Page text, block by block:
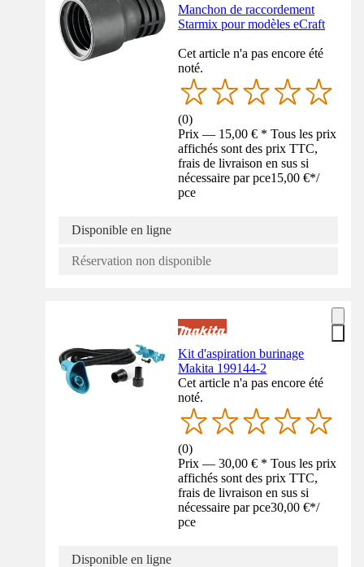
Manchon de raccordement
Starmix pour modèles eCraft
Cet article n'a pas encore été
noté.
(0)
Prix — 15,00 € * Tous les prix
affichés sont des prix TTC,
frais de livraison en sus si
nécessaire par pce15,00 €*/
pce
Disponible en ligne
Réservation non disponible
Kit d'aspiration burinage
Makita 199144-2
Cet article n'a pas encore été
noté.
(0)
Prix — 30,00 € * Tous les prix
affichés sont des prix TTC,
frais de livraison en sus si
nécessaire par pce30,00 €*/
pce
Disponible en ligne